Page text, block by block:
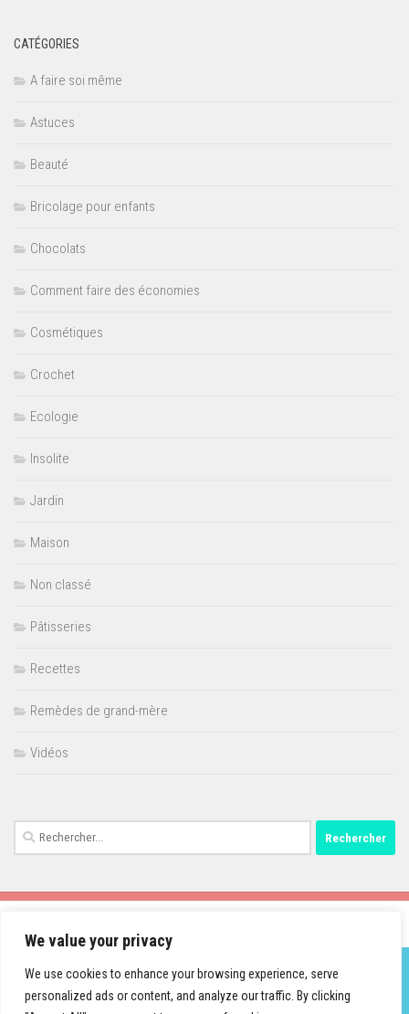
We value your privacy
We use cookies to enhance your browsing experience, serve
personalized ads or content, and analyze our traffic. By clicking
CATÉGORIES
A faire soi même
Astuces
Beauté
Bricolage pour enfants
Chocolats
Comment faire des économies
Cosmétiques
Crochet
Ecologie
Insolite
Jardin
Maison
Non classé
Pâtisseries
Recettes
Remèdes de grand-mère
Vidéos
Rechercher :